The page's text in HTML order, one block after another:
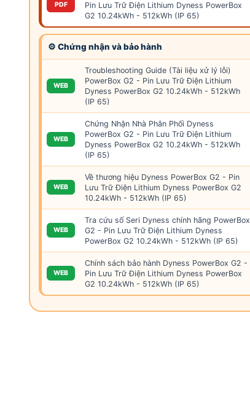
PDF
Pin Lưu Trữ Điện Lithium Dyness PowerBox
G2 10.24kWh - 512kWh (IP 65)
⚙ Chứng nhận và bảo hành
WEB
Troubleshooting Guide (Tài liệu xử lý lỗi)
PowerBox G2 - Pin Lưu Trữ Điện Lithium
Dyness PowerBox G2 10.24kWh - 512kWh
(IP 65)
WEB
Chứng Nhận Nhà Phân Phối Dyness
PowerBox G2 - Pin Lưu Trữ Điện Lithium
Dyness PowerBox G2 10.24kWh - 512kWh
(IP 65)
WEB
Về thương hiệu Dyness PowerBox G2 - Pin
Lưu Trữ Điện Lithium Dyness PowerBox G2
10.24kWh - 512kWh (IP 65)
WEB
Tra cứu số Seri Dyness chính hãng PowerBox
G2 - Pin Lưu Trữ Điện Lithium Dyness
PowerBox G2 10.24kWh - 512kWh (IP 65)
WEB
Chính sách bảo hành Dyness PowerBox G2 -
Pin Lưu Trữ Điện Lithium Dyness PowerBox
G2 10.24kWh - 512kWh (IP 65)